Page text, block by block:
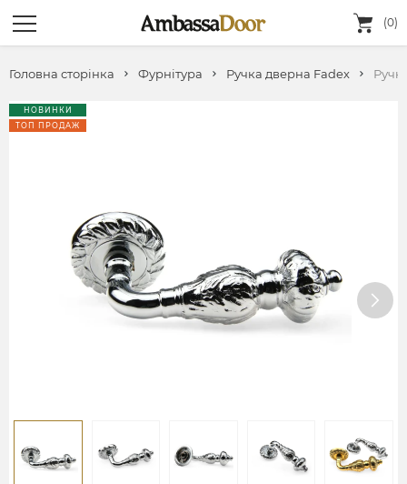
(0)
Головна сторінка Фурнітура Ручка дверна Fadeх
НОВИНКИ
ТОП ПРОДАЖ